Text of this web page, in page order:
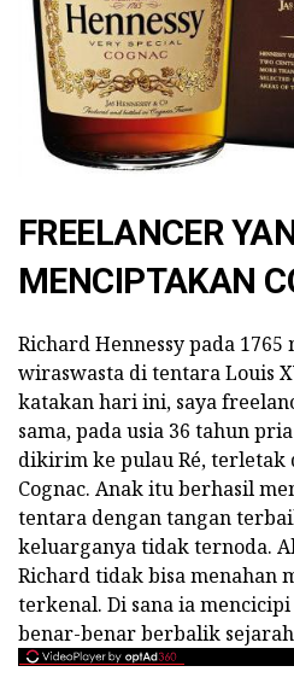
FREELANCER
MENCIPTAKAN
Richard Hennessy pada
wiraswasta di tentara Louis
katakan hari ini, saya
sama, pada usia 36 tahun
dikirim ke pulau Ré, terletak
Cognac. Anak itu berhasil
tentara dengan tangan
keluarganya tidak ternoda.
Richard tidak bisa menahan
terkenal. Di sana ia
benar-benar berbalik